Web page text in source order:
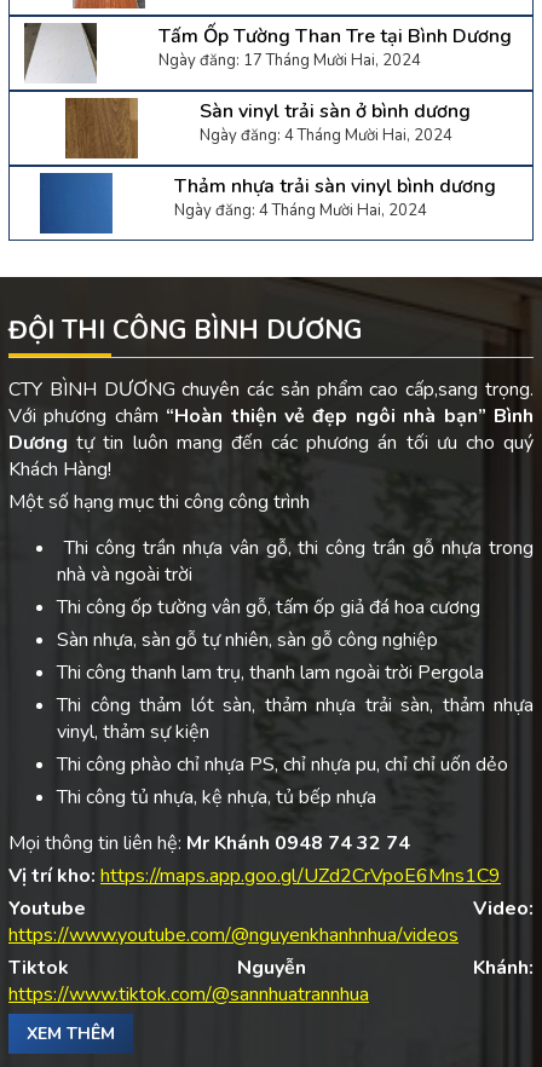
Tấm Ốp Tường Than Tre tại Bình Dương
Ngày đăng: 17 Tháng Mười Hai, 2024
Sàn vinyl trải sàn ở bình dương
Ngày đăng: 4 Tháng Mười Hai, 2024
Thảm nhựa trải sàn vinyl bình dương
Ngày đăng: 4 Tháng Mười Hai, 2024
ĐỘI THI CÔNG BÌNH DƯƠNG
CTY BÌNH DƯƠNG chuyên các sản phẩm cao cấp,sang trọng.
Với phương châm “Hoàn thiện vẻ đẹp ngôi nhà bạn” Bình
Dươngtự tin luôn mang đến các phương án tối ưu cho quý
Khách Hàng!
Một số hạng mục thi công công trình
Thi công trần nhựa vân gỗ, thi công trần gỗ nhựa trong
nhà và ngoài trời
Thi công ốp tường vân gỗ, tấm ốp giả đá hoa cương
Sàn nhựa, sàn gỗ tự nhiên, sàn gỗ công nghiệp
Thi công thanh lam trụ, thanh lam ngoài trời Pergola
Thi công thảm lót sàn, thảm nhựa trải sàn, thảm nhựa
vinyl, thảm sự kiện
Thi công phào chỉ nhựa PS, chỉ nhựa pu, chỉ chỉ uốn dẻo
Thi công tủ nhựa, kệ nhựa, tủ bếp nhựa
Mọi thông tin liên hệ: Mr Khánh 0948 74 32 74
Vị trí kho: https://maps.app.goo.gl/UZd2CrVpoE6Mns1C9
Youtube Video:
https://www.youtube.com/@nguyenkhanhnhua/videos
Tiktok Nguyễn Khánh:
https://www.tiktok.com/@sannhuatrannhua
XEM THÊM